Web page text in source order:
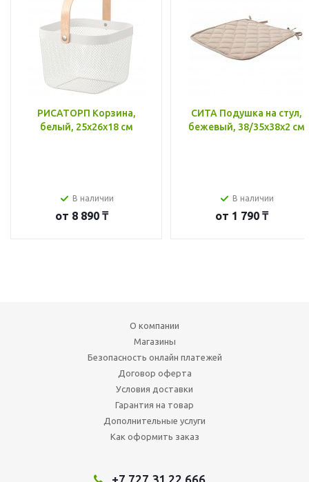
РИСАТОРП Корзина,
белый, 25x26x18 см
В наличии
от 8 890 ₸
СИТА Подушка на стул,
бежевый, 38/35x38x2 см
В наличии
от 1 790 ₸
О компании
Магазины
Безопасность онлайн платежей
Договор оферта
Условия доставки
Гарантия на товар
Дополнительные услуги
Как оформить заказ
+7 727 31 22 666